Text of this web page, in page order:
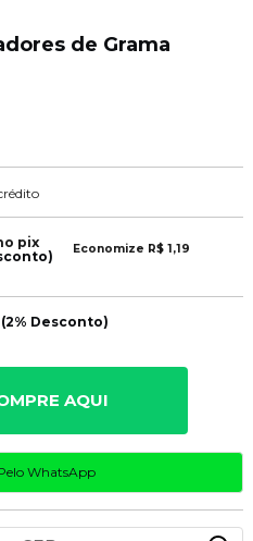
de Grama
pix
Economize R$ 1,19
(2% Desconto)
AQUI
WhatsApp